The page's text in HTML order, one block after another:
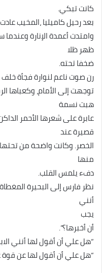
كانت تبكي.
بعد رحيل كاميليا ،المخيب
وامتدت أعمدة الإنارة
ظهر ظلا
ضخفا تحته.
رن صوت ناعم لنوارة فجأة خلف
توجهت إلى الأمام، وكعباها
هبت نسمة
عابرة على شعرها الأحمر
قصيرة عند
الخصر. وكانت واضحة من
منها
دفء يلمس القلب.
نظر فارس إلى البحيرة
أنني
يجب
أن أخبرها؟”.
“هل علي أن أقول لها أنني
“هل علي أن أقول لها عن قوة